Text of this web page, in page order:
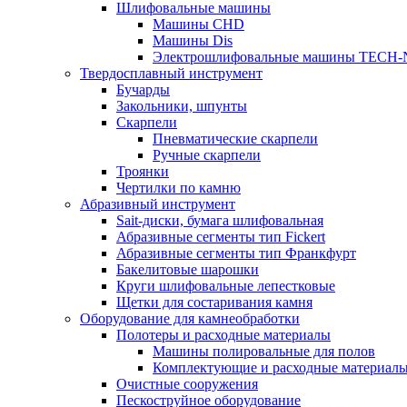
Шлифовальные машины
Машины CHD
Машины Dis
Электрошлифовальные машины TECH-
Твердосплавный инструмент
Бучарды
Закольники, шпунты
Скарпели
Пневматические скарпели
Ручные скарпели
Троянки
Чертилки по камню
Абразивный инструмент
Sait-диски, бумага шлифовальная
Абразивные сегменты тип Fickert
Абразивные сегменты тип Франкфурт
Бакелитовые шарошки
Круги шлифовальные лепестковые
Щетки для состаривания камня
Оборудование для камнеобработки
Полотеры и расходные материалы
Машины полировальные для полов
Комплектующие и расходные
Очистные сооружения
Пескоструйное оборудование